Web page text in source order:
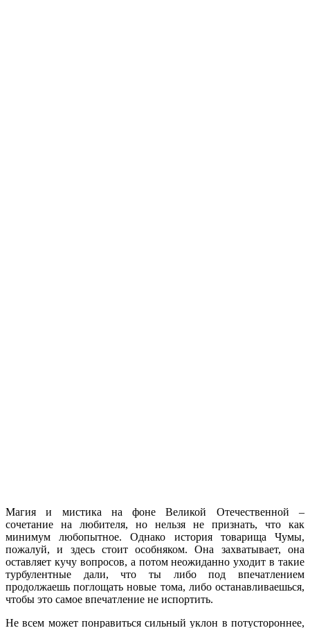
Магия и мистика на фоне Великой Отечественной –
сочетание на любителя, но нельзя не признать, что как
минимум любопытное. Однако история товарища Чумы,
пожалуй, и здесь стоит особняком. Она захватывает, она
оставляет кучу вопросов, а потом неожиданно уходит в такие
турбулентные дали, что ты либо под впечатлением
продолжаешь поглощать новые тома, либо останавливаешься,
чтобы это самое впечатление не испортить.
Не всем может понравиться сильный уклон в потустороннее,